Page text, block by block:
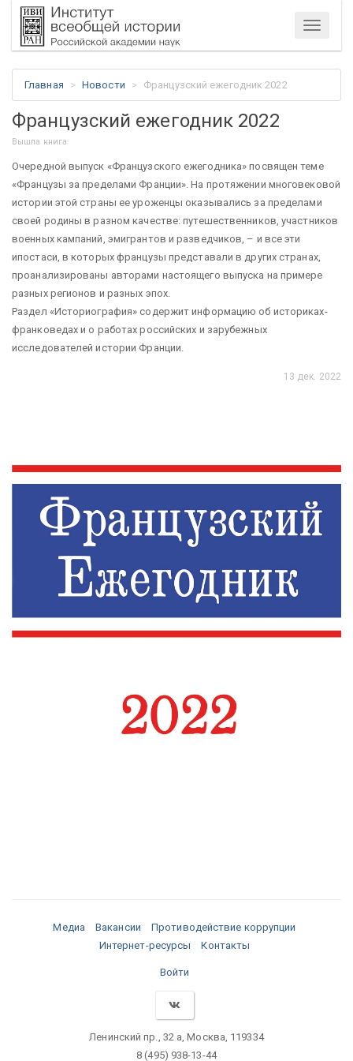
Меню
Главная Новости Французский ежегодник 2022
Французский ежегодник 2022
Вышла книга
Очередной выпуск «Французского ежегодника» посвящен теме
«Французы за пределами Франции». На протяжении многовековой
истории этой страны ее уроженцы оказывались за пределами
своей родины в разном качестве: путешественников, участников
военных кампаний, эмигрантов и разведчиков, – и все эти
ипостаси, в которых французы представали в других странах,
проанализированы авторами настоящего выпуска на примере
разных регионов и разных эпох.
Раздел «Историография» содержит информацию об историках-
франковедах и о работах российских и зарубежных
исследователей истории Франции.
13 дек. 2022
Медиа Вакансии
Противодействие коррупции
Интернет-ресурсы
Контакты
Войти
Ленинский пр., 32 а, Москва, 119334
8 (495) 938-13-44